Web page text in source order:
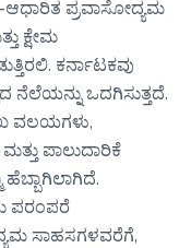
ಆಧಾರಿತ ಪ್ರವಾಸೋದ್ಯಮ
ಕ್ಷೇಮ
ಕರ್ನಾಟಕವು
ನೆಲೆಯನ್ನು ಒದಗಿಸುತ್ತದೆ.
ವಲಯಗಳು,
ಪಾಲುದಾರಿಕೆ
ಪರಂಪರೆ
ಸಾಹಸಗಳವರೆಗೆ,